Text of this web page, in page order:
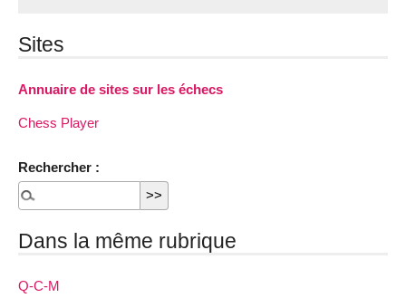
Sites
Annuaire de sites sur les échecs
Chess Player
Rechercher :
Dans la même rubrique
Q-C-M